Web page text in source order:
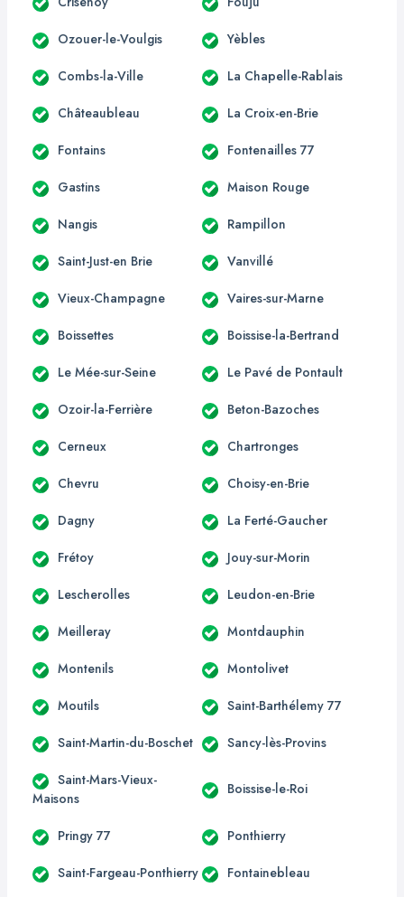
Ozouer-le-Voulgis Yèbles
Combs-la-Ville La Chapelle-Rablais
Châteaubleau La Croix-en-Brie
Fontains Fontenailles 77
Gastins Maison Rouge
Nangis Rampillon
Saint-Just-en Brie Vanvillé
Vieux-Champagne Vaires-sur-Marne
Boissettes Boissise-la-Bertrand
Le Mée-sur-Seine Le Pavé de Pontault
Ozoir-la-Ferrière Beton-Bazoches
Cerneux Chartronges
Chevru Choisy-en-Brie
Dagny La Ferté-Gaucher
Frétoy Jouy-sur-Morin
Lescherolles Leudon-en-Brie
Meilleray Montdauphin
Montenils Montolivet
Moutils Saint-Barthélemy 77
Saint-Martin-du-Boschet Sancy-lès-Provins
Saint-Mars-Vieux-
Maisons
Boissise-le-Roi
Pringy 77 Ponthierry
Saint-Fargeau-Ponthierry Fontainebleau